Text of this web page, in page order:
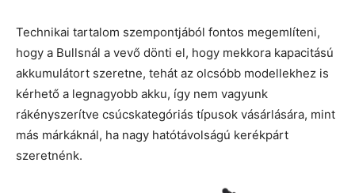
Technikai tartalom szempontjából fontos megemlíteni,
hogy a Bullsnál a vevő dönti el, hogy mekkora kapacitású
akkumulátort szeretne, tehát az olcsóbb modellekhez is
kérhető a legnagyobb akku, így nem vagyunk
rákényszerítve csúcskategóriás típusok vásárlására, mint
más márkáknál, ha nagy hatótávolságú kerékpárt
szeretnénk.